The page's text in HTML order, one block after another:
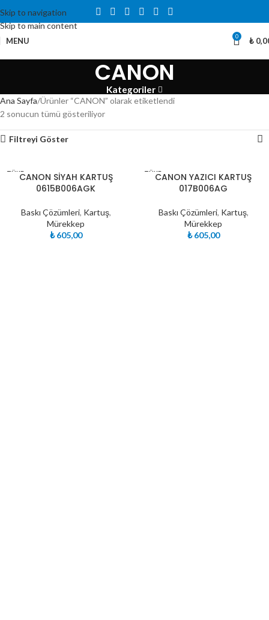
Skip to navigation
Skip to main content
MENU 0 ₺
CANON
Kategoriler
Ana Sayfa Ürünler “CANON” olarak etiketlendi
2 sonucun tümü gösteriliyor
Filtreyi Göster
TÜKE
NDICANON SİYAH KARTUŞ
0615B006AGK
Baskı Çözümleri, Kartuş,
Mürekkep
₺605,00
TÜKE
NDICANON YAZICI KARTUŞ
017B006AG
Baskı Çözümleri, Kartuş,
Mürekkep
₺605,00